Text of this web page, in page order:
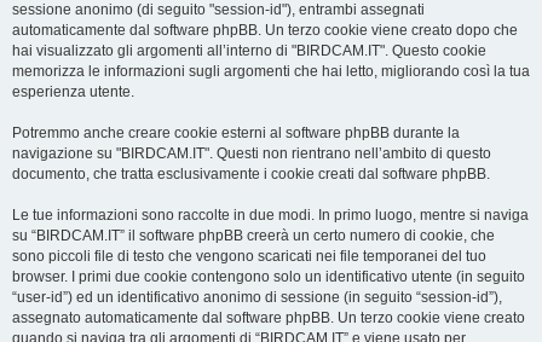
sessione anonimo (di seguito "session-id"), entrambi assegnati
automaticamente dal software phpBB. Un terzo cookie viene creato dopo che
hai visualizzato gli argomenti all’interno di "BIRDCAM.IT". Questo cookie
memorizza le informazioni sugli argomenti che hai letto, migliorando così la tua
esperienza utente.
Potremmo anche creare cookie esterni al software phpBB durante la
navigazione su "BIRDCAM.IT". Questi non rientrano nell’ambito di questo
documento, che tratta esclusivamente i cookie creati dal software phpBB.
Le tue informazioni sono raccolte in due modi. In primo luogo, mentre si naviga
su “BIRDCAM.IT” il software phpBB creerà un certo numero di cookie, che
sono piccoli file di testo che vengono scaricati nei file temporanei del tuo
browser. I primi due cookie contengono solo un identificativo utente (in seguito
“user-id”) ed un identificativo anonimo di sessione (in seguito “session-id”),
assegnato automaticamente dal software phpBB. Un terzo cookie viene creato
quando si naviga tra gli argomenti di “BIRDCAM.IT” e viene usato per